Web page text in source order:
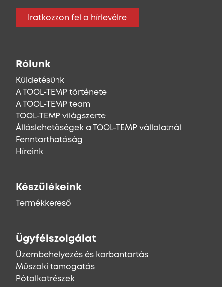
Iratkozzon fel a hírlevélre
Rólunk
Küldetésünk
A TOOL-TEMP története
A TOOL-TEMP team
TOOL-TEMP világszerte
Álláslehetőségek a TOOL-TEMP vállalatnál
Fenntarthatóság
Híreink
Készülékeink
Termékkereső
Ügyfélszolgálat
Üzembehelyezés és karbantartás
Műszaki támogatás
Pótalkatrészek